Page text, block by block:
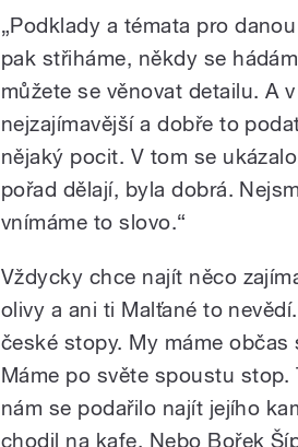
„Podklady a témata pro
pak střiháme, někdy se
můžete se věnovat detailu. A
nejzajímavější a dobře to
nějaký pocit. V tom se
pořad dělají, byla dobrá.
vnímáme to slovo.“
Vždycky chce najít něco
olivy a ani ti Malťané to
české stopy. My máme
Máme po světe spoustu stop.
nám se podařilo najít jejího
chodil na kafe. Nebo Bořek